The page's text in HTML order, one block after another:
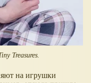
Treasures.
на игрушки